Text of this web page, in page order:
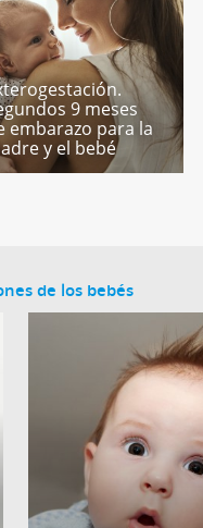
9 meses
embarazo para la
y el bebé
de los bebés